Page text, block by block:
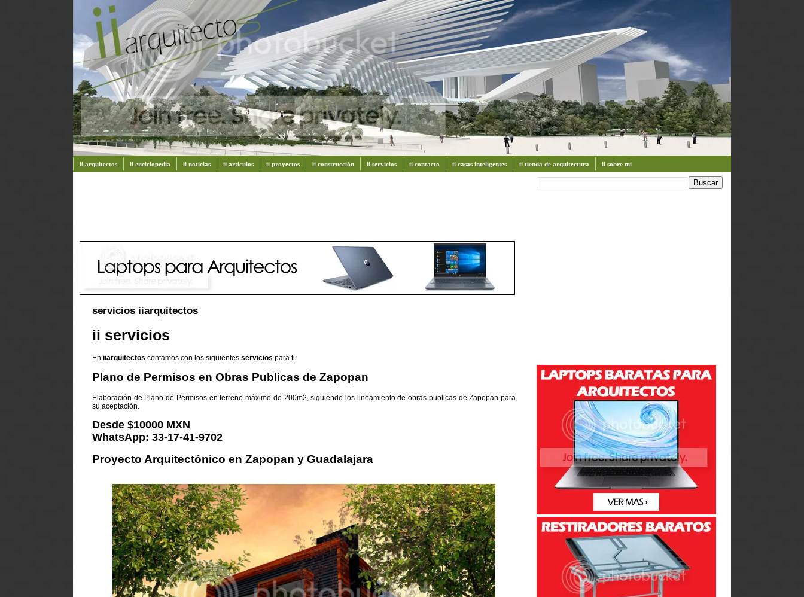
ii arquitectos ii enciclopedia ii noticias ii articulos ii proyectos ii construcción ii servicios ii contacto ii casas inteligentes ii tienda de arquitectura ii sobre mi
servicios iiarquitectos
ii servicios
En iiarquitectos contamos con los siguientes servicios para ti:
Plano de Permisos en Obras Publicas de Zapopan
Elaboración de Plano de Permisos en terreno máximo de 200m2, siguiendo los lineamiento de obras publicas de Zapopan para
su aceptación.
Desde $10000 MXN
WhatsApp: 33-17-41-9702
Proyecto Arquitectónico en Zapopan y Guadalajara